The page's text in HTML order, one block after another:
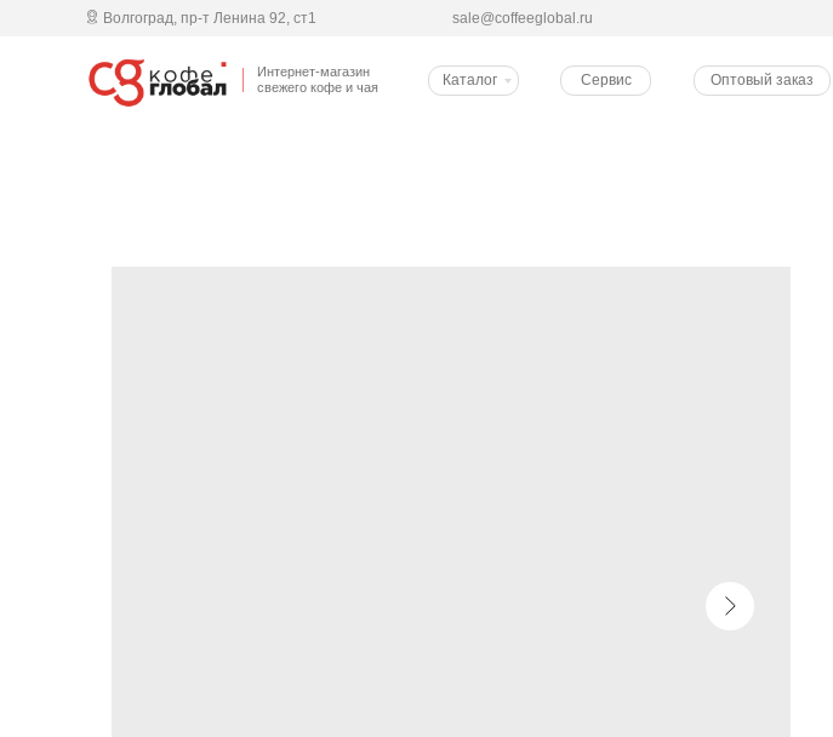
Каталог Сервис Оптовый заказ
Волгоград, пр-т Ленина 92, cт1
Интернет-магазин
свежего кофе и чая
sale@coffeeglobal.ru